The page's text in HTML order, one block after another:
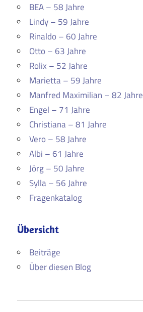
BEA – 58 Jahre
Lindy – 59 Jahre
Rinaldo – 60 Jahre
Otto – 63 Jahre
Rolix – 52 Jahre
Marietta – 59 Jahre
Manfred Maximilian – 82 Jahre
Engel – 71 Jahre
Christiana – 81 Jahre
Vero – 58 Jahre
Albi – 61 Jahre
Jörg – 50 Jahre
Sylla – 56 Jahre
Fragenkatalog
Übersicht
Beiträge
Über diesen Blog